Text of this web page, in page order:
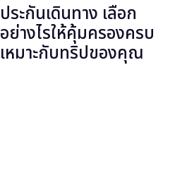
ประกันเดินทาง เลือก
อย่างไรให้คุ้มครองครบ
เหมาะกับทริปของคุณ